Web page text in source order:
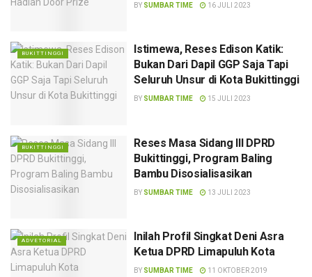
BY SUMBAR TIME 16 JULI 2023
BUKITTINGGI
Istimewa, Reses Edison Katik:
Bukan Dari Dapil GGP Saja Tapi
Seluruh Unsur di Kota Bukittinggi
BY SUMBAR TIME 15 JULI 2023
BUKITTINGGI
Reses Masa Sidang lll DPRD
Bukittinggi, Program Baling
Bambu Disosialisasikan
BY SUMBAR TIME 13 JULI 2023
ADVETORIAL
Inilah Profil Singkat Deni Asra
Ketua DPRD Limapuluh Kota
BY SUMBAR TIME 11 OKTOBER 2019